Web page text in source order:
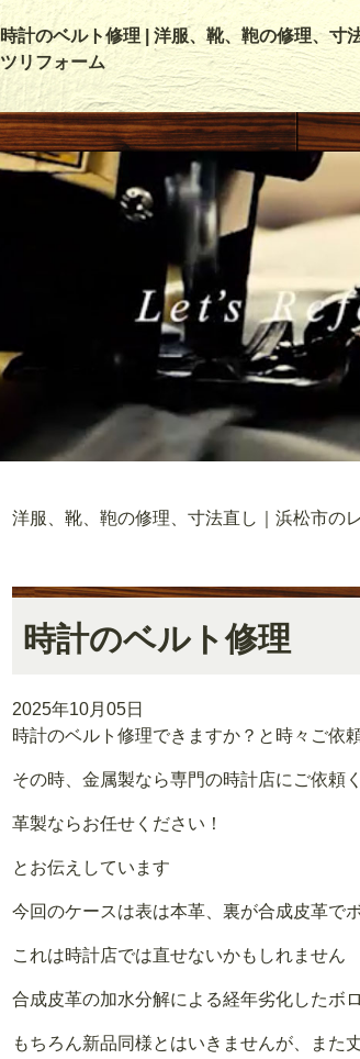
時計のベルト修理 | 洋服、靴、鞄の修理、寸
ツリフォーム
洋服、靴、鞄の修理、寸法直し｜浜松市の
時計のベルト修理
2025年10月05日
時計のベルト修理できますか？と時々ご依
その時、金属製なら専門の時計店にご依頼
革製ならお任せください！
とお伝えしています
今回のケースは表は本革、裏が合成皮革で
これは時計店では直せないかもしれません
合成皮革の加水分解による経年劣化したボ
もちろん新品同様とはいきませんが、また